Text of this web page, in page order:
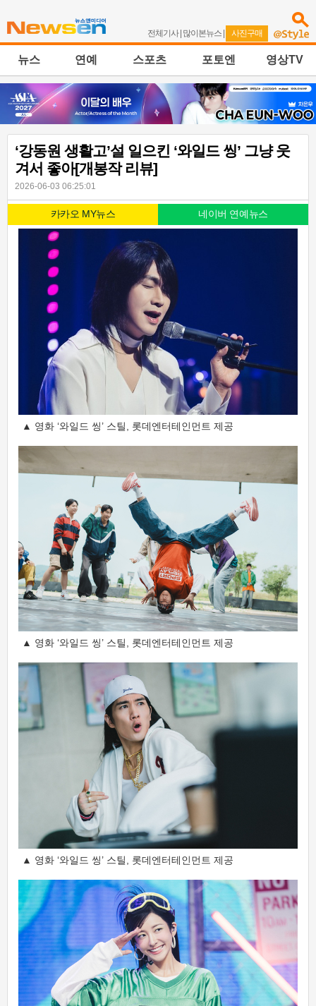
전체기사| 많이본뉴스 | 사진구매
뉴스 연예 스포츠 포토엔 영상TV
‘강동원 생활고’설 일으킨 ‘와일드 씽’ 그냥 웃
겨서 좋아[개봉작 리뷰]
2026-06-03 06:25:01
카카오 MY뉴스 네이버 연예뉴스
▲ 영화 ‘와일드 씽’ 스틸, 롯데엔터테인먼트 제공
▲ 영화 ‘와일드 씽’ 스틸, 롯데엔터테인먼트 제공
▲ 영화 ‘와일드 씽’ 스틸, 롯데엔터테인먼트 제공